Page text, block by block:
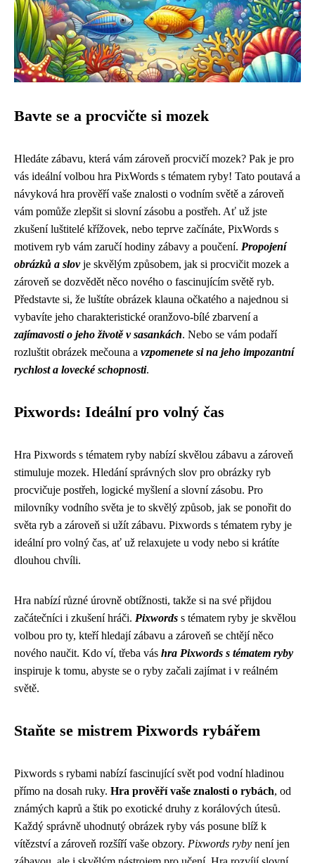
Bavte se a procvičte si mozek
Hledáte zábavu, která vám zároveň procvičí mozek? Pak je pro
vás ideální volbou hra PixWords s tématem ryby! Tato poutavá a
návyková hra prověří vaše znalosti o vodním světě a zároveň
vám pomůže zlepšit si slovní zásobu a postřeh. Ať už jste
zkušení luštitelé křížovek, nebo teprve začínáte, PixWords s
motivem ryb vám zaručí hodiny zábavy a poučení. Propojení
obrázků a slovje skvělým způsobem, jak si procvičit mozek a
zároveň se dozvědět něco nového o fascinujícím světě ryb.
Představte si, že luštíte obrázek klauna očkatého a najednou si
vybavíte jeho charakteristické oranžovo-bílé zbarvení a
zajímavosti o jeho životě v sasankách. Nebo se vám podaří
rozluštit obrázek mečouna a vzpomenete si na jeho impozantní
rychlost a lovecké schopnosti.
Pixwords: Ideální pro volný čas
Hra Pixwords s tématem ryby nabízí skvělou zábavu a zároveň
stimuluje mozek. Hledání správných slov pro obrázky ryb
procvičuje postřeh, logické myšlení a slovní zásobu. Pro
milovníky vodního světa je to skvělý způsob, jak se ponořit do
světa ryb a zároveň si užít zábavu. Pixwords s tématem ryby je
ideální pro volný čas, ať už relaxujete u vody nebo si krátíte
dlouhou chvíli.
Hra nabízí různé úrovně obtížnosti, takže si na své přijdou
začátečníci i zkušení hráči. Pixwords s tématem ryby je skvělou
volbou pro ty, kteří hledají zábavu a zároveň se chtějí něco
nového naučit. Kdo ví, třeba vás hra Pixwords s tématem ryby
inspiruje k tomu, abyste se o ryby začali zajímat i v reálném
světě.
Staňte se mistrem Pixwords rybářem
Pixwords s rybami nabízí fascinující svět pod vodní hladinou
přímo na dosah ruky. Hra prověří vaše znalosti o rybách, od
známých kaprů a štik po exotické druhy z korálových útesů.
Každý správně uhodnutý obrázek ryby vás posune blíž k
vítězství a zároveň rozšíří vaše obzory. Pixwords ryby není jen